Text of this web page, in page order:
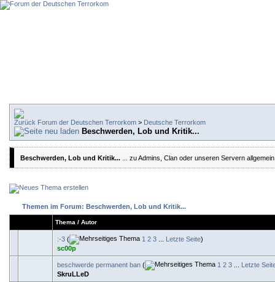
Forum der Deutschen Terrorkom > Deutsche Terrorkom
Beschwerden, Lob und Kritik...
Beschwerden, Lob und Kritik... ... zu Admins, Clan oder unseren Servern allgemein
Themen im Forum: Beschwerden, Lob und Kritik...
Thema / Autor
:-3 ( 1 2 3 Letzte Seite)
sc00p
beschwerde permanent ban ( 1 2 3
Letzte
SkruLLeD